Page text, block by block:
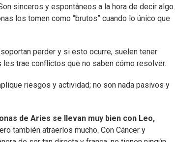
sinceros y espontáneos a la hora de decir algo.
los tomen como “brutos” cuando lo único que
soportan perder y si esto ocurre, suelen tener
trae conflictos que no saben cómo resolver.
riesgos y actividad; no son nada pasivos y
de Aries se llevan muy bien con Leo,
también atraerlos mucho. Con Cáncer y